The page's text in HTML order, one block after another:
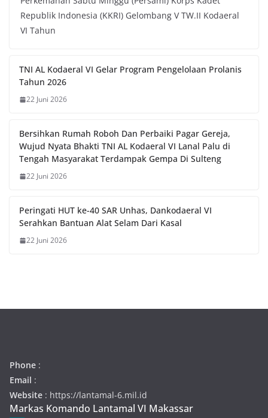
Republik Indonesia (KKRI) Gelombang V TW.II Kodaeral
VI Tahun
TNI AL Kodaeral VI Gelar Program Pengelolaan Prolanis
Tahun 2026
22 Juni 2026
Bersihkan Rumah Roboh Dan Perbaiki Pagar Gereja,
Wujud Nyata Bhakti TNI AL Kodaeral VI Lanal Palu di
Tengah Masyarakat Terdampak Gempa Di Sulteng
22 Juni 2026
Peringati HUT ke-40 SAR Unhas, Dankodaeral VI
Serahkan Bantuan Alat Selam Dari Kasal
22 Juni 2026
Phone :
Email :
Website : https://lantamal-6.mil.id
Markas Komando Lantamal VI Makassar